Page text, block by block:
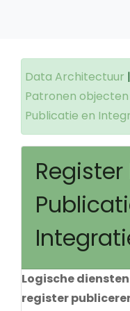
Data Architectuur |
Patronen
Publicatie en
Logische
register